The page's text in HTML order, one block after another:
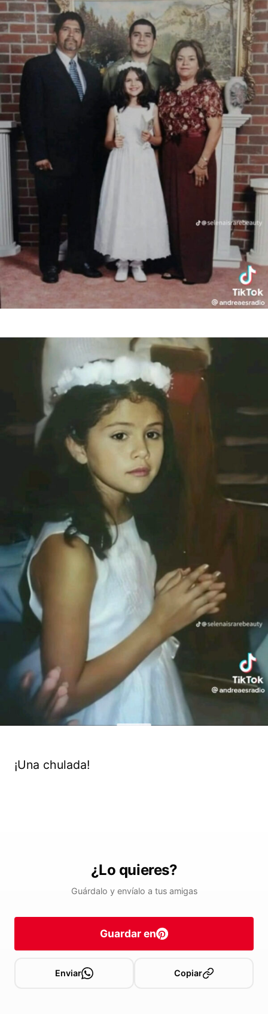
¡Una chulada!
¿Lo quieres?
Guárdalo y envíalo a tus amigas
Guardar en
Enviar Copiar